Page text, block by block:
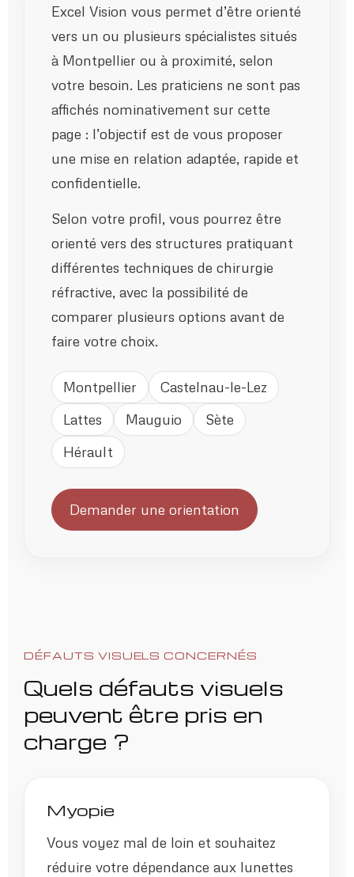
Excel Vision vous permet d’être orienté
vers un ou plusieurs spécialistes situés
à Montpellier ou à proximité, selon
votre besoin. Les praticiens ne sont pas
affichés nominativement sur cette
page : l’objectif est de vous proposer
une mise en relation adaptée, rapide et
confidentielle.
Selon votre profil, vous pourrez être
orienté vers des structures pratiquant
différentes techniques de chirurgie
réfractive, avec la possibilité de
comparer plusieurs options avant de
faire votre choix.
Montpellier
Castelnau-le-Lez
Lattes
Mauguio
Sète
Hérault
Demander une orientation
DÉFAUTS VISUELS CONCERNÉS
Quels défauts visuels
peuvent être pris en
charge ?
Myopie
Vous voyez mal de loin et souhaitez
réduire votre dépendance aux lunettes